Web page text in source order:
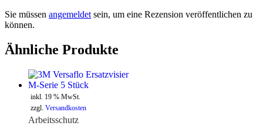
Sie müssen angemeldet sein, um eine Rezension veröffentlichen zu
können.
Ähnliche Produkte
inkl. 19 % MwSt.
zzgl. Versandkosten
Arbeitsschutz